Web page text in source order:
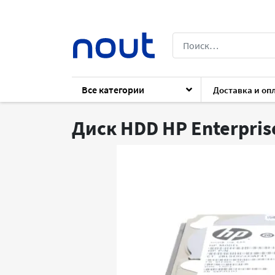
Все категории Доставка и
Каталог Cервера и СХД
Диск HDD HP